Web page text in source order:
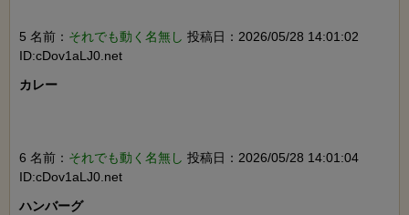
5 名前： それでも動く名無し 投稿日：2026/05/28 14:01:02
ID:cDov1aLJ0.net
カレー
6 名前： それでも動く名無し 投稿日：2026/05/28 14:01:04
ID:cDov1aLJ0.net
ハンバーグ